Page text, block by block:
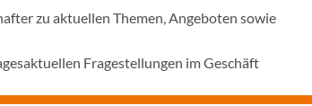
zu aktuellen Themen, Angeboten sowie
Fragestellungen im Geschäft